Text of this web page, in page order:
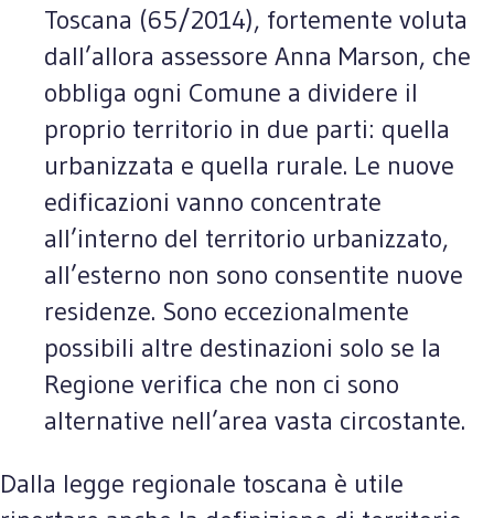
Toscana (65/2014), fortemente voluta
dall’allora assessore Anna Marson, che
obbliga ogni Comune a dividere il
proprio territorio in due parti: quella
urbanizzata e quella rurale. Le nuove
edificazioni vanno concentrate
all’interno del territorio urbanizzato,
all’esterno non sono consentite nuove
residenze. Sono eccezionalmente
possibili altre destinazioni solo se la
Regione verifica che non ci sono
alternative nell’area vasta circostante.
Dalla legge regionale toscana è utile